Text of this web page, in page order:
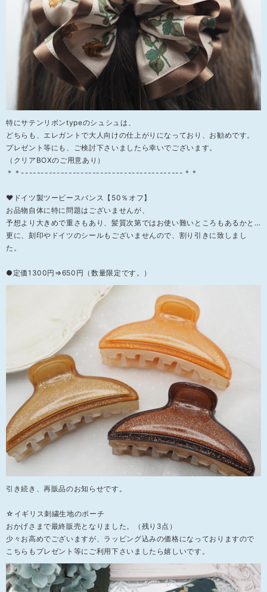
特にサテンリボンtypeのシュシュは、
どちらも、エレガントで大人向けの仕上がりになっており、お勧めです。
プレゼント等にも、ご検討下さいましたら幸いでございます。
（クリアBOXのご用意あり）
＊＊-----------------------------------------＊＊
❤ドイツ製ツーピースバンス【50％オフ】
お品物自体に特に問題はございませんが、
予想より大きめで重さもあり、髪質次第ではお使い難いところもあるかと…
更に、刻印やドイツのシールもございませんので、割り引きに致しまし
た。
●定価1300円⇒650円（数量限定です。）
引き続き、再販品のお知らせです。
☆イギリス刺繍生地のポーチ
おかげさまで最終販売となりました。（残り3点）
少々お高めでございますが、ラッピング込みの価格になっておりますので
こちらもプレゼント等にご利用下さいましたら嬉しいです。